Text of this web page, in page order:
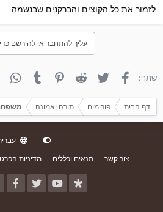
לזמור את כל הקוצים והברקנים שבנשמה
עליך להתחבר או להירשם
שתף: פייסבוק טוויטר Reddit פינטרסט Tumblr
דף הבית פורומים תורה ואמונה משפחה
צור קשר
תנאים וכללים מדיניות